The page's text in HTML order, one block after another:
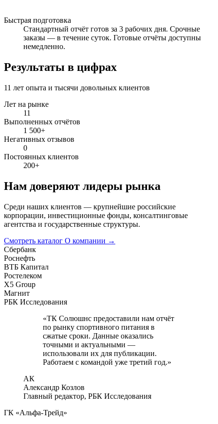
Быстрая подготовка
Стандартный отчёт готов за 3 рабочих дня. Срочные
заказы — в течение суток. Готовые отчёты доступны
немедленно.
Результаты в цифрах
11 лет опыта и тысячи довольных клиентов
Лет на рынке
11
Выполненных отчётов
1 500+
Негативных отзывов
0
Постоянных клиентов
200+
Нам доверяют лидеры рынка
Среди наших клиентов — крупнейшие российские
корпорации, инвестиционные фонды, консалтинговые
агентства и государственные структуры.
Смотреть каталог О компании →
Сбербанк
Роснефть
ВТБ Капитал
Ростелеком
X5 Group
Магнит
РБК Исследования
«ТК Солюшнс предоставили нам отчёт
по рынку спортивного питания в
сжатые сроки. Данные оказались
точными и актуальными —
использовали их для публикации.
Работаем с командой уже третий год.»
АК
Александр Козлов
Главный редактор, РБК Исследования
ГК «Альфа-Трейд»